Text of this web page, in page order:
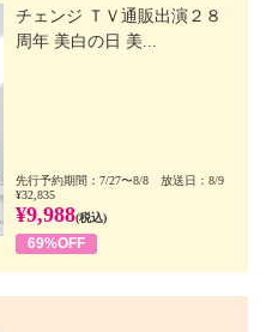
チェンジ ＴＶ通販出演２８
周年 美白の日 美...
先行予約期間：7/27〜8/8 放送日：8/9
¥32,835
¥9,988(税込)
69%OFF